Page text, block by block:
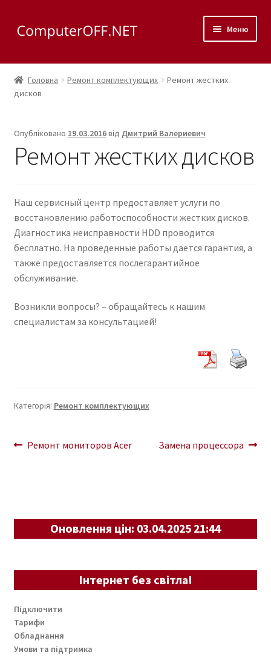
до
до
Меню
Корзина
Магазин
Сервис
меню
Ремонт ноутбуков
меню
Ремонт мониторов
меню
Ремонт комплектующих
Ремонт материнских плат
Ремонт жестких дисков
Считывание поврежденного жесткого диска
Ремонт планшетов
Контакты
Головна Ремонт комплектующих
Ремонт жестких
дисков
Опубліковано 19.03.2016від Дмитрий Валериевич
Ремонт жестких дисков
Наш сервисный центр предоставляет услуги по
восстановлению работоспособности жестких дисков.
Диагностика неисправности HDD проводится
бесплатно. На проведенные работы дается гарантия, а
также предоставляется послегарантийное
обслуживание.
Возникли вопросы? – обращайтесь к нашим
специалистам за консультацией!
Категорія: Ремонт комплектующих
Навігація
Попередні
Ремонт мониторов Acer
Наступні
Замена процессора
Оновлення цін: 03.04.2025 21:44
Інтернет без світла!
Підключити
Тарифи
Обладнання
Умови та підтримка